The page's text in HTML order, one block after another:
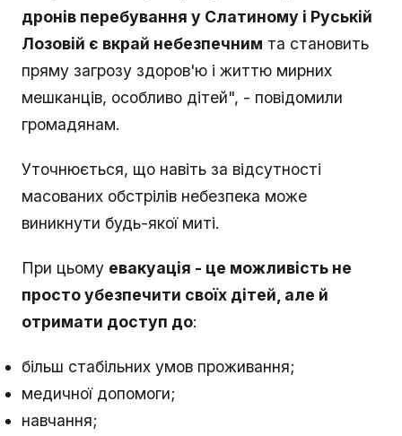
дронів перебування у Слатиному і Руській
Лозовій є вкрай небезпечним та становить
пряму загрозу здоров'ю і життю мирних
мешканців, особливо дітей", - повідомили
громадянам.
Уточнюється, що навіть за відсутності
масованих обстрілів небезпека може
виникнути будь-якої миті.
При цьому евакуація - це можливість не
просто убезпечити своїх дітей, але й
отримати доступ до:
більш стабільних умов проживання;
медичної допомоги;
навчання;